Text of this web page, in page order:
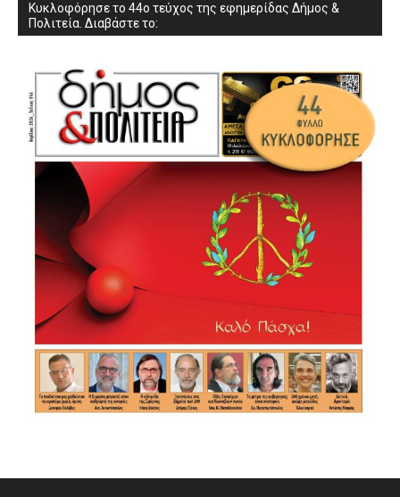
Κυκλοφόρησε το 44ο τεύχος της εφημερίδας Δήμος &
Πολιτεία. Διαβάστε το: